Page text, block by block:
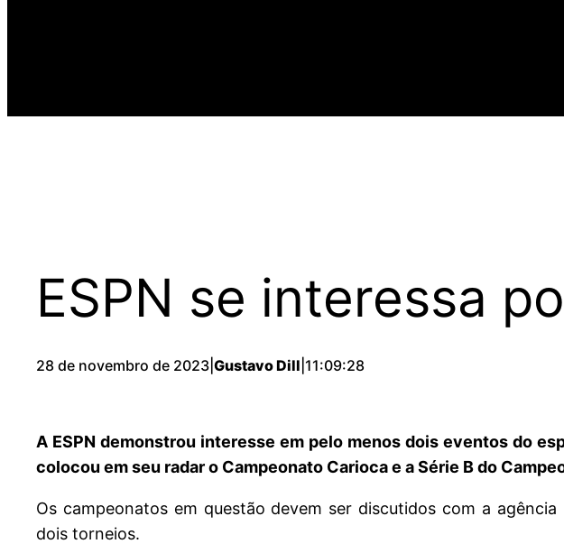
ESPN se interessa
28 de novembro de 2023 Gustavo Dill 11:09:28
A ESPN demonstrou interesse em pelo menos dois eventos do
colocou em seu radar o Campeonato Carioca e a Série B do
Os campeonatos em questão devem ser discutidos com a
dois torneios.